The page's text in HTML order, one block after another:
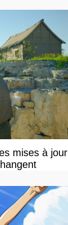
mises à jour